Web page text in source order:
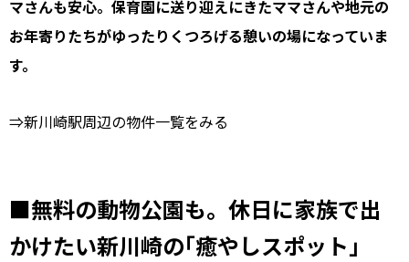
マさんも安心。保育園に送り迎えにきたママさんや地元の
お年寄りたちがゆったりくつろげる憩いの場になっていま
す。
⇒新川崎駅周辺の物件一覧をみる
■無料の動物公園も。休日に家族で出
かけたい新川崎の｢癒やしスポット｣